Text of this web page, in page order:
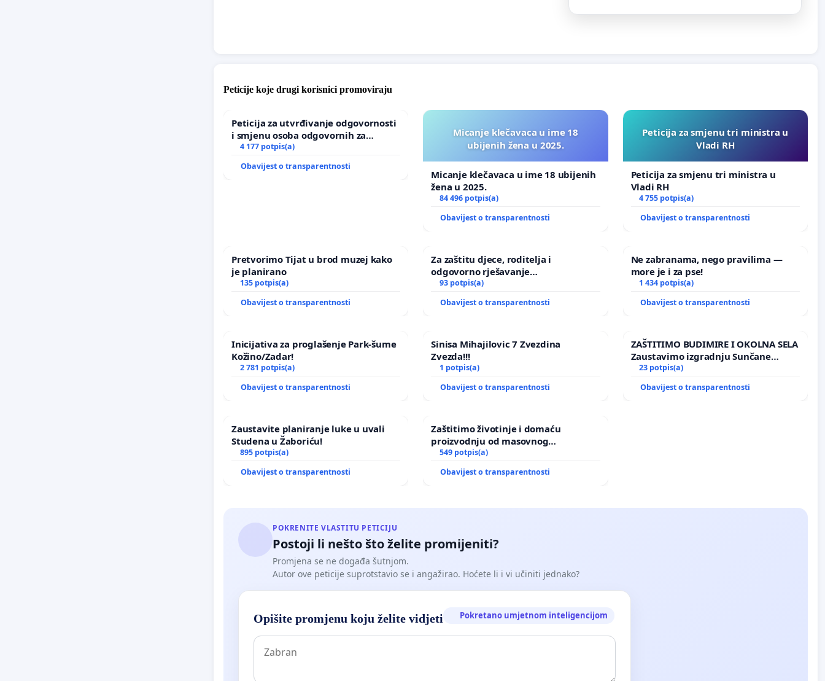
Peticije koje drugi korisnici promoviraju
Peticija za utvrđivanje odgovornosti
i smjenu osoba odgovornih za
incident u Zoološkom vrtu Grada
4 177 potpis(a)
Obavijest o transparentnosti
Micanje klečavaca u ime 18
ubijenih žena u 2025.
Micanje klečavaca u ime 18 ubijenih
žena u 2025.
84 496 potpis(a)
Obavijest o transparentnosti
Peticija za smjenu tri ministra u
Vladi RH
Peticija za smjenu tri ministra u
Vladi RH
4 755 potpis(a)
Obavijest o transparentnosti
Pretvorimo Tijat u brod muzej kako
je planirano
135 potpis(a)
Obavijest o transparentnosti
Za zaštitu djece, roditelja i
odgovorno rješavanje
maloljetničkog nasilja
93 potpis(a)
Obavijest o transparentnosti
Ne zabranama, nego pravilima —
more je i za pse!
1 434 potpis(a)
Obavijest o transparentnosti
Inicijativa za proglašenje Park-šume
Kožino/Zadar!
2 781 potpis(a)
Obavijest o transparentnosti
Sinisa Mihajilovic 7 Zvezdina
Zvezda!!!
1 potpis(a)
Obavijest o transparentnosti
ZAŠTITIMO BUDIMIRE I OKOLNA SELA
Zaustavimo izgradnju Sunčane
elektrane Vedrine na području
23 potpis(a)
Obavijest o transparentnosti
Zaustavite planiranje luke u uvali
Studena u Žaboriću!
895 potpis(a)
Obavijest o transparentnosti
Zaštitimo životinje i domaću
proizvodnju od masovnog
uništavanja zbog afričke svinjske
549 potpis(a)
Obavijest o transparentnosti
POKRENITE VLASTITU PETICIJU
Postoji li nešto što želite promijeniti?
Promjena se ne događa šutnjom.
Autor ove peticije suprotstavio se i angažirao. Hoćete li i vi učiniti jednako?
Opišite promjenu koju želite vidjeti Pokretano umjetnom inteligencijom